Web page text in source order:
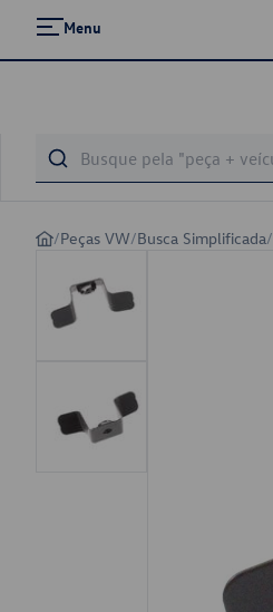
Menu
/Peças VW/Busca Simplificada/